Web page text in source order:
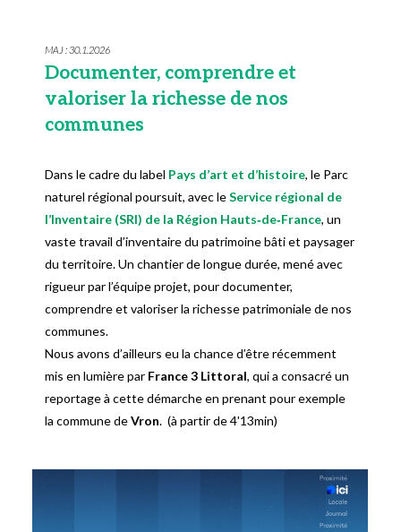
MAJ : 30.1.2026
Documenter, comprendre et
valoriser la richesse de nos
communes
Dans le cadre du label Pays d’art et d’histoire, le Parc
naturel régional poursuit, avec leService régional de
l’Inventaire (SRI) de la Région Hauts‑de‑France, un
vaste travail d’inventaire du patrimoine bâti et paysager
du territoire. Un chantier de longue durée, mené avec
rigueur par l’équipe projet, pour documenter,
comprendre et valoriser la richesse patrimoniale de nos
communes.
Nous avons d’ailleurs eu la chance d’être récemment
mis en lumière par France 3 Littoral, qui a consacré un
reportage à cette démarche en prenant pour exemple
la commune deVron. (à partir de 4'13min)